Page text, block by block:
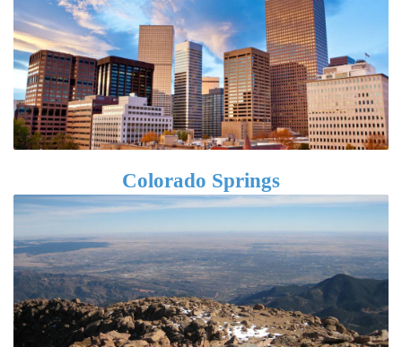
Colorado Springs